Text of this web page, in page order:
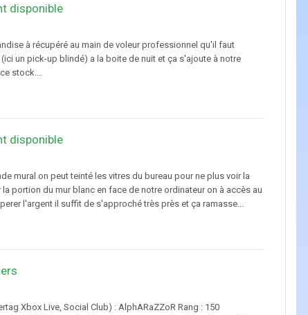
disponible
à récupéré au main de voleur professionnel qu'il faut
un pick-up blindé) a la boite de nuit et ça s'ajoute à notre
stock....
disponible
mural on peut teinté les vitres du bureau pour ne plus voir la
portion du mur blanc en face de notre ordinateur on à accès au
l'argent il suffit de s'approché très près et ça ramasse...
Xbox Live, Social Club) : AlphARaZZoR Rang : 150